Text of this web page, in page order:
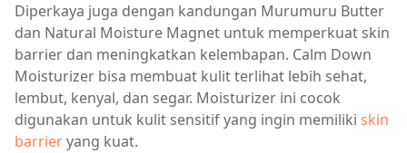
Diperkaya juga dengan kandungan Murumuru Butter
dan Natural Moisture Magnet untuk memperkuat skin
barrier dan meningkatkan kelembapan. Calm Down
Moisturizer bisa membuat kulit terlihat lebih sehat,
lembut, kenyal, dan segar. Moisturizer ini cocok
digunakan untuk kulit sensitif yang ingin memiliki skin
barrieryang kuat.